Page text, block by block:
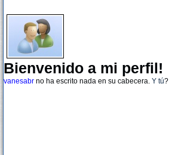
Bienvenido a mi perfil!
vanesabr no ha escrito nada en su cabecera. Y tú?